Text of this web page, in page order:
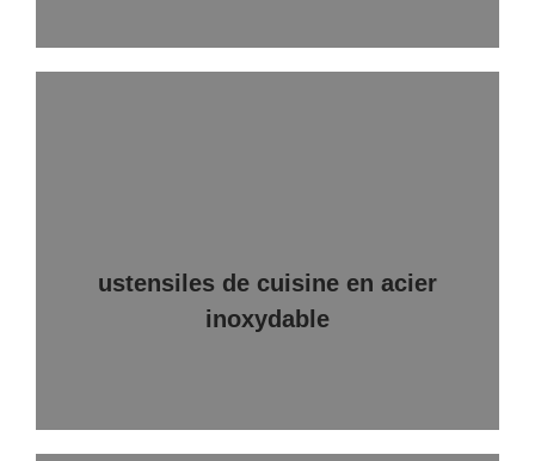
ustensiles de cuisine en acier
inoxydable